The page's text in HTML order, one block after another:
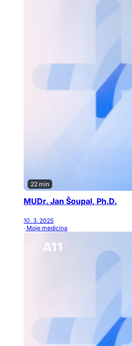
22 min
MUDr. Jan Šoupal, Ph.D.
10. 3. 2025
· Moje medicína